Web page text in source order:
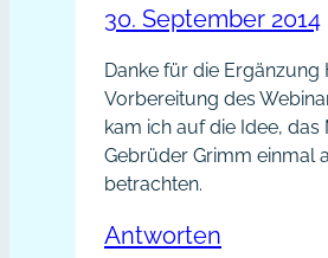
30. September 2014
Danke für die Ergänzung
Vorbereitung des
kam ich auf die Idee, das
Gebrüder Grimm einmal
betrachten.
Antworten